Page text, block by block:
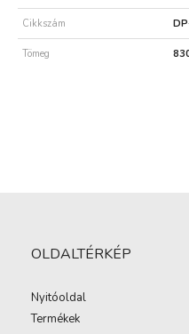
Cikkszám
Tömeg
OLDALTÉRKÉP
Nyitóoldal
Termékek